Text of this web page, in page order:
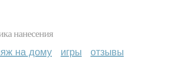
нанесения
на дому игры отзывы